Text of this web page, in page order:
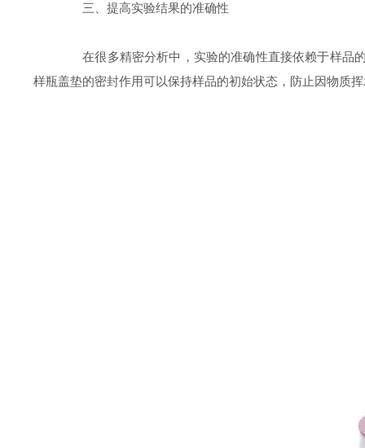
三、提高实验结果的准确性
在很多精密分析中，实验的准确性直接依赖于样品的
样瓶盖垫的密封作用可以保持样品的初始状态，防止因物质